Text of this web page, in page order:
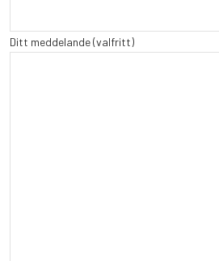
Ditt meddelande (valfritt)